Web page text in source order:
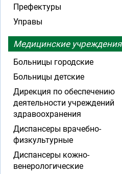
Префектуры
Управы
Медицинские учреждения
Больницы городские
Больницы детские
Дирекция по обеспечению
деятельности учреждений
здравоохранения
Диспансеры врачебно-
физкультурные
Диспансеры кожно-
венерологические